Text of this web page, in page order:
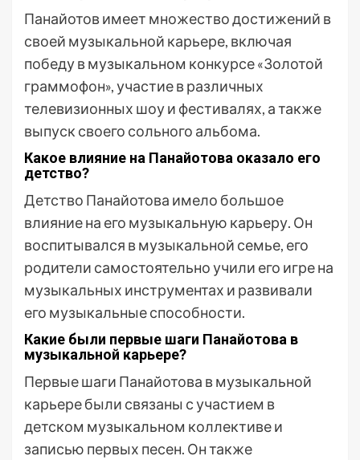
Панайотов имеет множество достижений в
своей музыкальной карьере, включая
победу в музыкальном конкурсе «Золотой
граммофон», участие в различных
телевизионных шоу и фестивалях, а также
выпуск своего сольного альбома.
Какое влияние на Панайотова оказало его
детство?
Детство Панайотова имело большое
влияние на его музыкальную карьеру. Он
воспитывался в музыкальной семье, его
родители самостоятельно учили его игре на
музыкальных инструментах и развивали
его музыкальные способности.
Какие были первые шаги Панайотова в
музыкальной карьере?
Первые шаги Панайотова в музыкальной
карьере были связаны с участием в
детском музыкальном коллективе и
записью первых песен. Он также